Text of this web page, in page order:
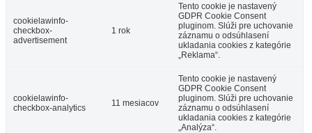
cookielawinfo-
checkbox-
advertisement
1 rok
Tento cookie je nastavený
GDPR Cookie Consent
pluginom. Slúži pre uchovanie
záznamu o odsúhlasení
ukladania cookies z kategórie
„Reklama“.
cookielawinfo-
checkbox-analytics
11 mesiacov
Tento cookie je nastavený
GDPR Cookie Consent
pluginom. Slúži pre uchovanie
záznamu o odsúhlasení
ukladania cookies z kategórie
„Analýza“.